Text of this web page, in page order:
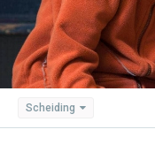
Scheiding